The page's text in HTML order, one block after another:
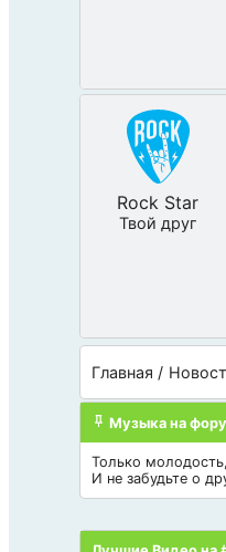
Rock Star
Твой друг
Главная
Музыка на
Только
И не забудьте о